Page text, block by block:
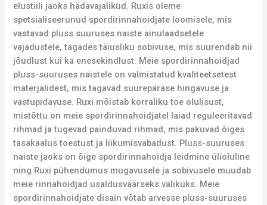
elustiili jaoks hädavajalikud. Ruxis oleme
spetsialiseerunud spordirinnahoidjate loomisele, mis
vastavad pluss suuruses naiste ainulaadsetele
vajadustele, tagades täiusliku sobivuse, mis suurendab nii
jõudlust kui ka enesekindlust. Meie spordirinnahoidjad
pluss-suuruses naistele on valmistatud kvaliteetsetest
materjalidest, mis tagavad suurepärase hingavuse ja
vastupidavuse. Ruxi mõistab korraliku toe olulisust,
mistõttu on meie spordirinnahoidjatel laiad reguleeritavad
rihmad ja tugevad painduvad rihmad, mis pakuvad õiges
tasakaalus toestust ja liikumisvabadust. Pluss-suuruses
naiste jaoks on õige spordirinnahoidja leidmine ülioluline
ning Ruxi pühendumus mugavusele ja sobivusele muudab
meie rinnahoidjad usaldusväärseks valikuks. Meie
spordirinnahoidjate disain võtab arvesse pluss-suuruses